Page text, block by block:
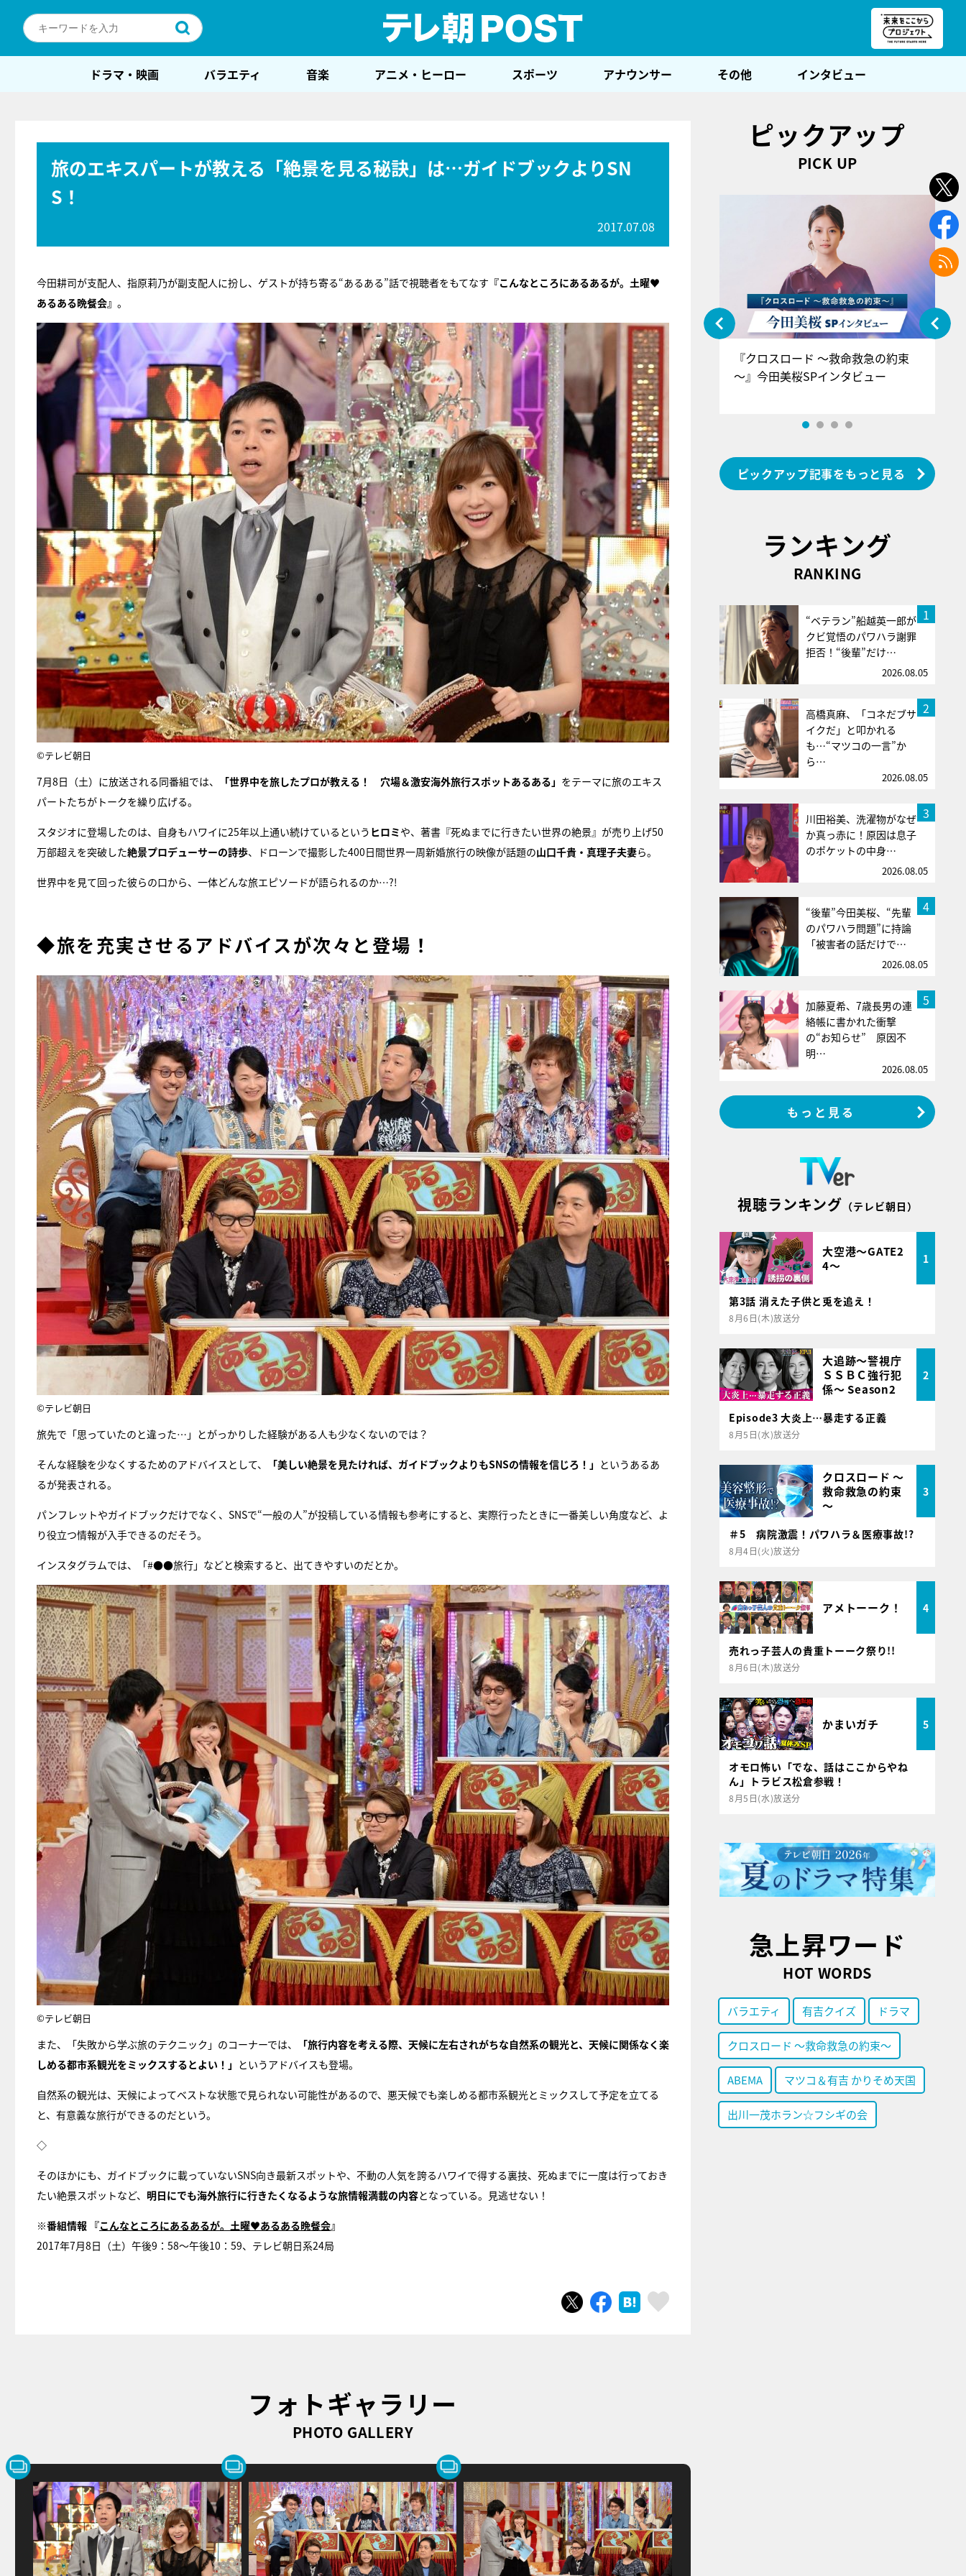
ドラマ・映画 バラエティ 音楽 アニメ・ヒーロー スポーツ アナウンサー その他 インタビュー
旅のエキスパートが教える「絶景を見る秘訣」は…ガイドブックよりSN
S！
2017.07.08
今田耕司が支配人、指原莉乃が副支配人に扮し、ゲストが持ち寄る“あるある”話で視聴者をもてなす 『こんなところにあるあるが。土曜♥
あるある晩餐会』 。
©テレビ朝日
7月8日（土）に放送される同番組では、 「世界中を旅したプロが教える！ 穴場＆激安海外旅行スポットあるある」 をテーマに旅のエキス
パートたちがトークを繰り広げる。
スタジオに登場したのは、自身もハワイに25年以上通い続けているという ヒロミや、著書『死ぬまでに行きたい世界の絶景』が売り上げ50
万部超えを突破した絶景プロデューサーの詩歩、ドローンで撮影した400日間世界一周新婚旅行の映像が話題の山口千貴・真理子夫妻ら。
世界中を見て回った彼らの口から、一体どんな旅エピソードが語られるのか…?!
◆旅を充実させるアドバイスが次々と登場！
©テレビ朝日
旅先で「思っていたのと違った…」とがっかりした経験がある人も少なくないのでは？
そんな経験を少なくするためのアドバイスとして、 「美しい絶景を見たければ、ガイドブックよりもSNSの情報を信じろ！」 というあるあ
るが発表される。
パンフレットやガイドブックだけでなく、SNSで“一般の人”が投稿している情報も参考にすると、実際行ったときに一番美しい角度など、よ
り役立つ情報が入手できるのだそう。
インスタグラムでは、「#●●旅行」などと検索すると、出てきやすいのだとか。
©テレビ朝日
また、「失敗から学ぶ旅のテクニック」のコーナーでは、
「旅行内容を考える際、天候に左右されがちな自然系の観光と、天候に関係なく楽
しめる都市系観光をミックスするとよい！」 というアドバイスも登場。
自然系の観光は、天候によってベストな状態で見られない可能性があるので、悪天候でも楽しめる都市系観光とミックスして予定を立てる
と、有意義な旅行ができるのだという。
◇
そのほかにも、ガイドブックに載っていないSNS向き最新スポットや、不動の人気を誇るハワイで得する裏技、死ぬまでに一度は行っておき
たい絶景スポットなど、 明日にでも海外旅行に行きたくなるような旅情報満載の内容となっている。見逃せない！
※番組情報 『こんなところにあるあるが。土曜♥あるある晩餐会』
2017年7月8日（土）午後9：58～午後10：59、テレビ朝日系24局
ツイートシェア はてブ
フォトギャラリー
PHOTO GALLERY
ピックアップ
PICK UP
『アイ＝ラブ！げーみんぐ』＝LOV
E齋藤樹愛羅＆佐々木舞香SPインタ
ビュー
『クロスロード ～救命救急の約束
～』今田美桜SPインタビュー
ピックアップ記事をもっと見る
ランキング
RANKING
1
“ベテラン”船越英一郎が
クビ覚悟のパワハラ謝罪
拒否！“後輩”だけ…
2026.08.05
2
高橋真麻、「コネだブサ
イクだ」と叩かれる
も…“マツコの一言”か
ら…
2026.08.05
3
川田裕美、洗濯物がなぜ
か真っ赤に！原因は息子
のポケットの中身…
2026.08.05
4
“後輩”今田美桜、“先輩
のパワハラ問題”に持論
「被害者の話だけで…
2026.08.05
5
加藤夏希、7歳長男の連
絡帳に書かれた衝撃
の“お知らせ” 原因不
明…
2026.08.05
もっと見る
視聴ランキング （テレビ朝日）
大空港～GATE2
4～
1
第3話 消えた子供と兎を追え！
8月6日(木)放送分
大追跡～警視庁
ＳＳＢＣ強行犯
係～ Season2
2
Episode3 大炎上…暴走する正義
8月5日(水)放送分
クロスロード ～
救命救急の約束
～
3
＃5 病院激震！パワハラ＆医療事故!?
8月4日(火)放送分
アメトーーク！ 4
売れっ子芸人の貴重トーーク祭り!!
8月6日(木)放送分
かまいガチ 5
オモロ怖い「でな、話はここからやね
ん」トラビス松倉参戦！
8月5日(水)放送分
急上昇ワード
HOT WORDS
バラエティ 有吉クイズ ドラマ
クロスロード ～救命救急の約束～
ABEMA マツコ＆有吉 かりそめ天国
出川一茂ホラン☆フシギの会